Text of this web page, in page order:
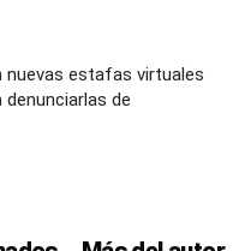
nuevas estafas virtuales
de